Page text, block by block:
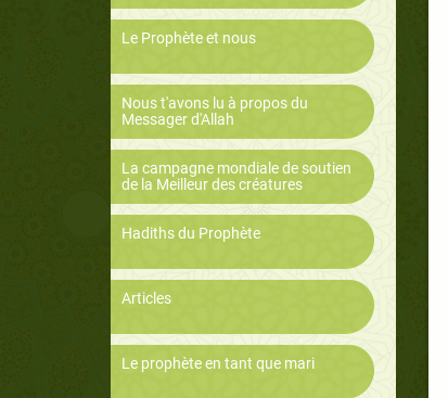
Le Prophète et nous
Nous t'avons lu à propos du
Messager d'Allah
La campagne mondiale de soutien
de la Meilleur des créatures
Hadiths du Prophète
Articles
Le prophète en tant que mari